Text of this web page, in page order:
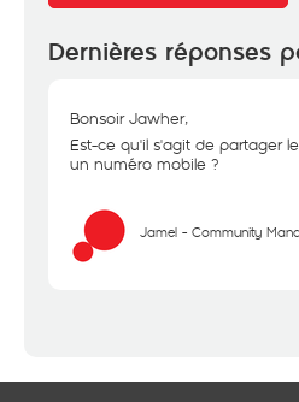
Dernières réponses
Bonsoir Jawher,
Est-ce qu'il s'agit de partager
un numéro mobile ?
Jamel - Community